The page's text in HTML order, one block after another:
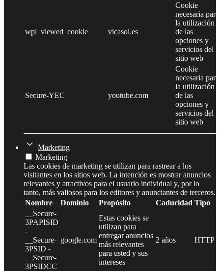
wpl_viewed_cookie vicasol.es
Cookie
necesaria para
la utilización
de las
opciones y
servicios del
sitio web
Secure-YEC youtube.com
Cookie
necesaria para
la utilización
de las
opciones y
servicios del
sitio web
Marketing
Marketing
Las cookies de marketing se utilizan para rastrear a los
visitantes en los sitios web. La intención es mostrar anuncios
relevantes y atractivos para el usuario individual y, por lo
tanto, más valiosos para los editores y anunciantes de terceros.
Nombre
Dominio Propósito Caducidad Tipo
__Secure-
3PAPISID
-
__Secure-
3PSID -
__Secure-
3PSIDCC
google.com
Estas cookies se
utilizan para
entregar anuncios
más relevantes
para usted y sus
intereses
2 años HTTP